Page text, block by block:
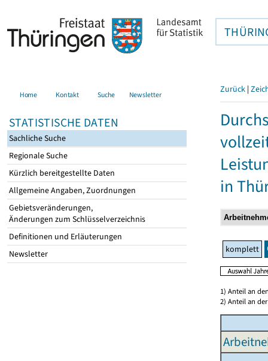
Home Kontakt Suche Newsletter
STATISTISCHE DATEN
Sachliche Suche
Regionale Suche
Kürzlich bereitgestellte Daten
Allgemeine Angaben, Zuordnungen
Gebietsveränderungen,
Änderungen zum Schlüsselverzeichnis
Definitionen und Erläuterungen
Newsletter
Zurück |
in
komplett
1) Anteil an
2) Anteil an